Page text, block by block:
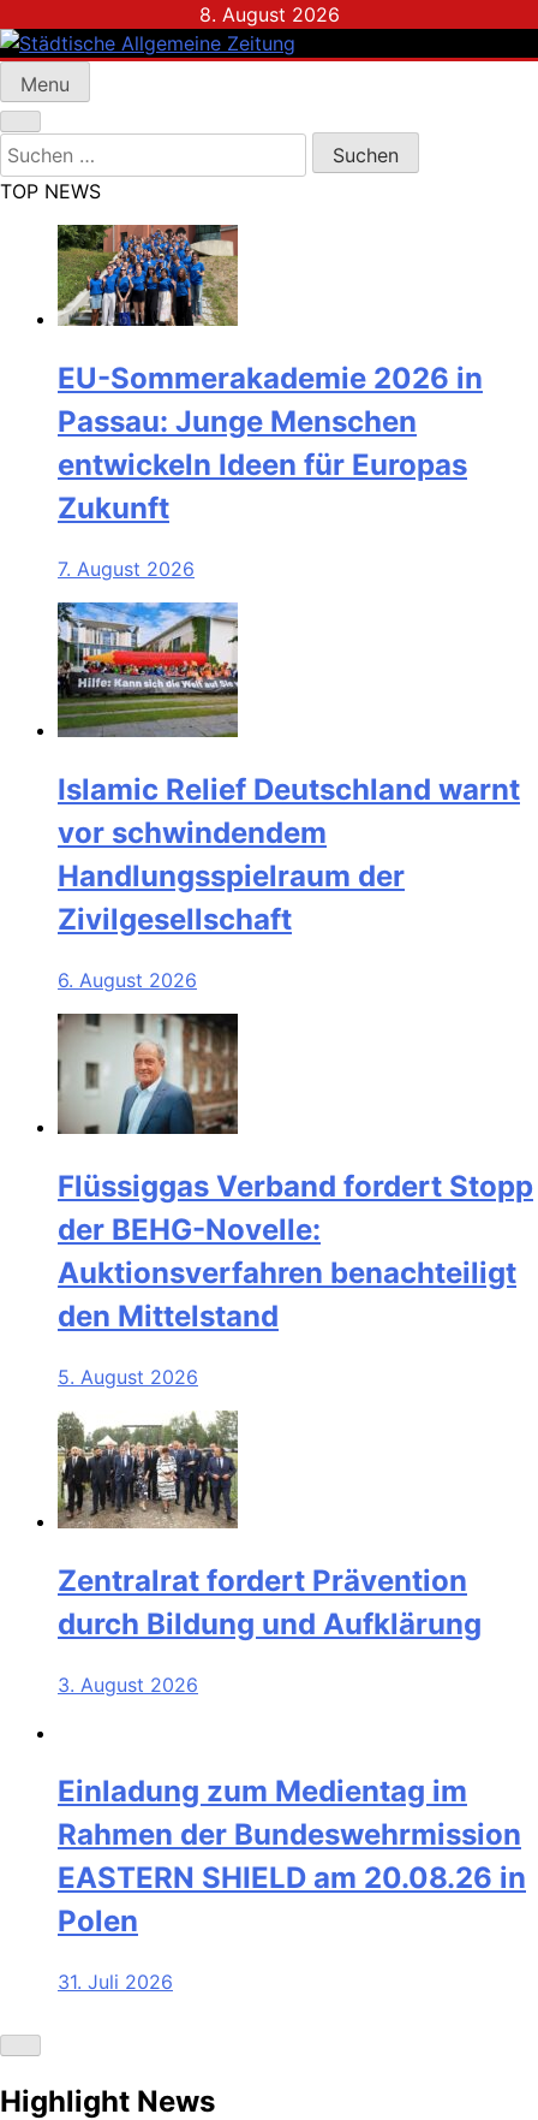
to
content
8. August 2026
Städtische Allgemeine Zeitung
Menu
Suchen
nach:
TOP NEWS
EU-Sommerakademie 2026 in
Passau: Junge Menschen
entwickeln Ideen für Europas
Zukunft
7. August 2026
Islamic Relief Deutschland warnt
vor schwindendem
Handlungsspielraum der
Zivilgesellschaft
6. August 2026
Flüssiggas Verband fordert Stopp
der BEHG-Novelle:
Auktionsverfahren benachteiligt
den Mittelstand
5. August 2026
Zentralrat fordert Prävention
durch Bildung und Aufklärung
3. August 2026
Einladung zum Medientag im
Rahmen der Bundeswehrmission
EASTERN SHIELD am 20.08.26 in
Polen
31. Juli 2026
Highlight News